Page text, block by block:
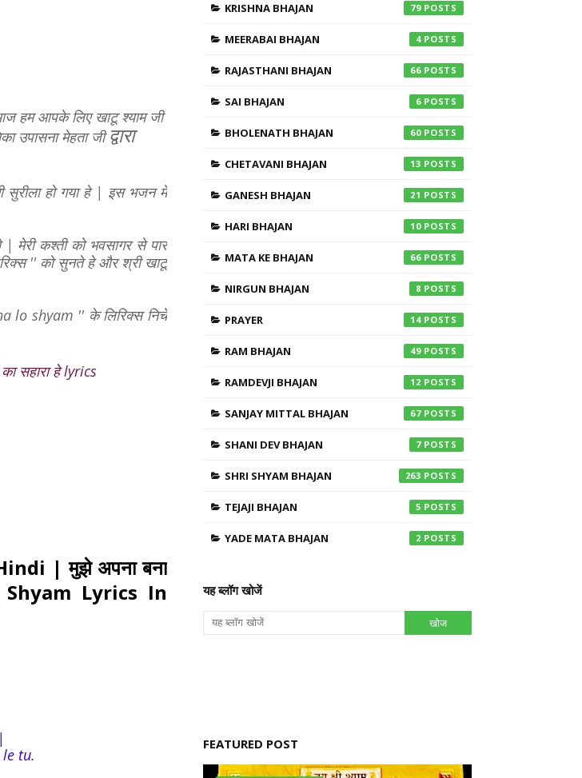
हम आपके लिए खाटू श्याम जी
उपासना मेहताजीद्वारा
सुरीला हो गया हे | इस भजन में
मेरी कश्ती को भवसागर से पार
'' को सुनते हे और श्री खाटू
lo shyam '' के लिरिक्स निचे
सहारा हे lyrics
| मुझे अपना बना
Lyrics In
tu.
KRISHNA BHAJAN 79
MEERABAI BHAJAN 4
RAJASTHANI BHAJAN 66
SAI BHAJAN 6
BHOLENATH BHAJAN 60
CHETAVANI BHAJAN 13
GANESH BHAJAN 21
HARI BHAJAN 10
MATA KE BHAJAN 66
NIRGUN BHAJAN 8
PRAYER 14
RAM BHAJAN 49
RAMDEVJI BHAJAN 12
SANJAY MITTAL BHAJAN 67
SHANI DEV BHAJAN 7
SHRI SHYAM BHAJAN 263
TEJAJI BHAJAN 5
YADE MATA BHAJAN 2
यह ब्लॉग खोजें
FEATURED POST